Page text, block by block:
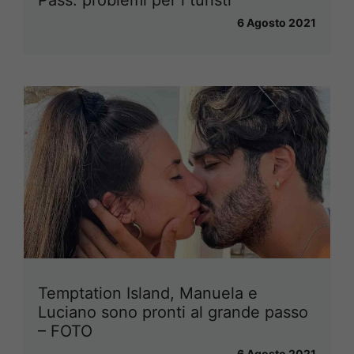
6 Agosto 2021
Temptation Island, Manuela e
Luciano sono pronti al grande passo
– FOTO